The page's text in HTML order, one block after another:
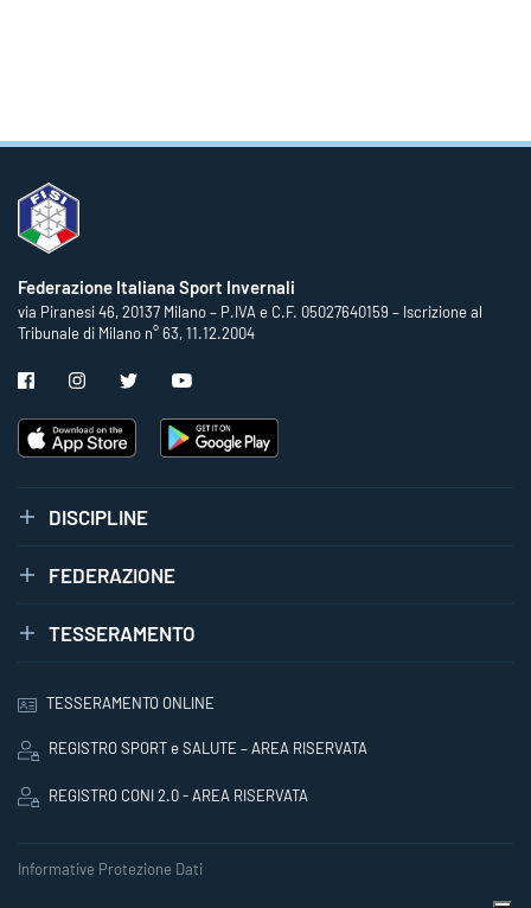
Federazione Italiana Sport Invernali
via Piranesi 46, 20137 Milano – P.IVA e C.F. 05027640159 – Iscrizione al
Tribunale di Milano n° 63, 11.12.2004
DISCIPLINE
FEDERAZIONE
TESSERAMENTO
TESSERAMENTO ONLINE
REGISTRO SPORT e SALUTE – AREA RISERVATA
REGISTRO CONI 2.0 - AREA RISERVATA
Informative Protezione Dati